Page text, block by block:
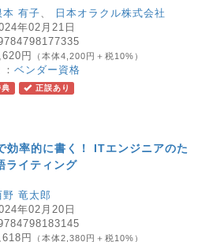
本 有子
日本オラクル株式会社
年02月21日
円 （本体4,200円＋税10%）
ベンダー資格
正誤あり
効率的に書く！ ITエンジニアのた
ライティング
野 竜太郎
年02月20日
円 （本体2,380円＋税10%）